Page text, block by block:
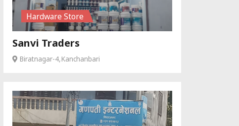
Hardware Store
Sanvi Traders
Biratnagar-4,Kanchanbari